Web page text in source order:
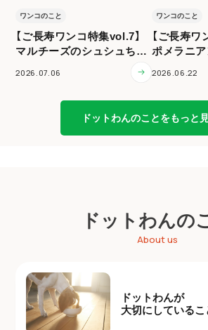
ワンコのこと
【ご長寿ワンコ特集vol.7】
マルチーズのシュシュちゃ
2026.07.06
ワンコのこと
【ご長寿ワ
ポメラニア
2026.06.22
ドットわんのことをもっと
ドットわんの
About us
ドットわんが
大切にしているこ